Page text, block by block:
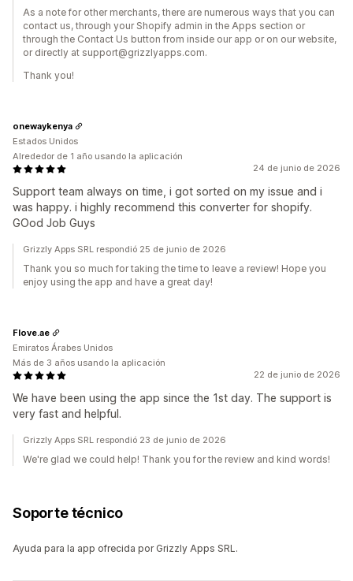
As a note for other merchants, there are numerous ways that you can
contact us, through your Shopify admin in the Apps section or
through the Contact Us button from inside our app or on our website,
or directly at support@grizzlyapps.com.
Thank you!
24 de junio de 2026
Support team always on time, i got sorted on my issue and i
was happy. i highly recommend this converter for shopify.
GOod Job Guys
onewaykenya
Estados Unidos
Alrededor de 1 año usando la aplicación
Grizzly Apps SRL respondió 25 de junio de 2026
Thank you so much for taking the time to leave a review! Hope you
enjoy using the app and have a great day!
22 de junio de 2026
We have been using the app since the 1st day. The support is
very fast and helpful.
Flove.ae
Emiratos Árabes Unidos
Más de 3 años usando la aplicación
Grizzly Apps SRL respondió 23 de junio de 2026
We're glad we could help! Thank you for the review and kind words!
Soporte técnico
Ayuda para la app ofrecida por Grizzly Apps SRL.